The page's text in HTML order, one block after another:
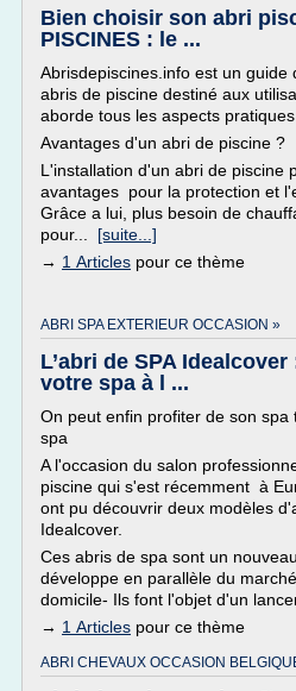
Bien choisir son abri
PISCINES : le ...
Abrisdepiscines.info est un guide
abris de piscine destiné aux
aborde tous les aspects
Avantages d'un abri de piscine ?
L'installation d'un abri de piscine
avantages pour la protection et
Grâce a lui, plus besoin de
pour... [suite...]
→ 1 Articles pour ce thème
ABRI SPA EXTERIEUR OCCASION »
L’abri de SPA
votre spa à l ...
On peut enfin profiter de son
spa
A l'occasion du salon
piscine qui s'est récemment à
ont pu découvrir deux modèles
Idealcover.
Ces abris de spa sont un
développe en parallèle du
domicile- Ils font l'objet d'un
→ 1 Articles pour ce thème
ABRI CHEVAUX OCCASION